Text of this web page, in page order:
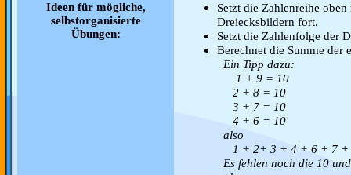
Ideen für mögliche,
selbstorganisierte
Übungen:
Setzt die Zahlenreihe
Dreiecksbildern fort.
Setzt die Zahlenfolge der
Berechnet die Summe der
Ein Tipp dazu:
1 + 9 = 10
2 + 8 = 10
3 + 7 = 10
4 + 6 = 10
also
1 + 2+ 3 + 4 + 6 + 7 +
Es fehlen noch die 10